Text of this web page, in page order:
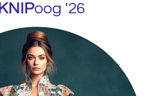
KNIPoog '26